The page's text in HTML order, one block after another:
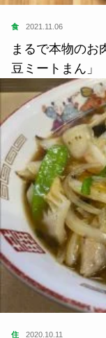
食 2021.11.06
まるで本物のお
豆ミートまん」
住 2020.10.11